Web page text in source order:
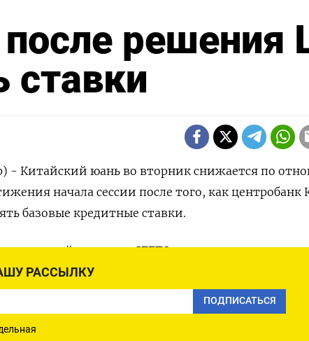
РАССЫЛКУ
ПОДПИСАТЬСЯ
решения
ставки
- Китайский юань во вторник снижается по
начала сессии после того, как центробанк
базовые кредитные ставки.
валютной торговли SFETS на материковом
до 7,1475, хотя начинал сессию вблизи
рынке тем временем подешевел на 0,16% до
ЦБ Китая объявил срединный фиксированный